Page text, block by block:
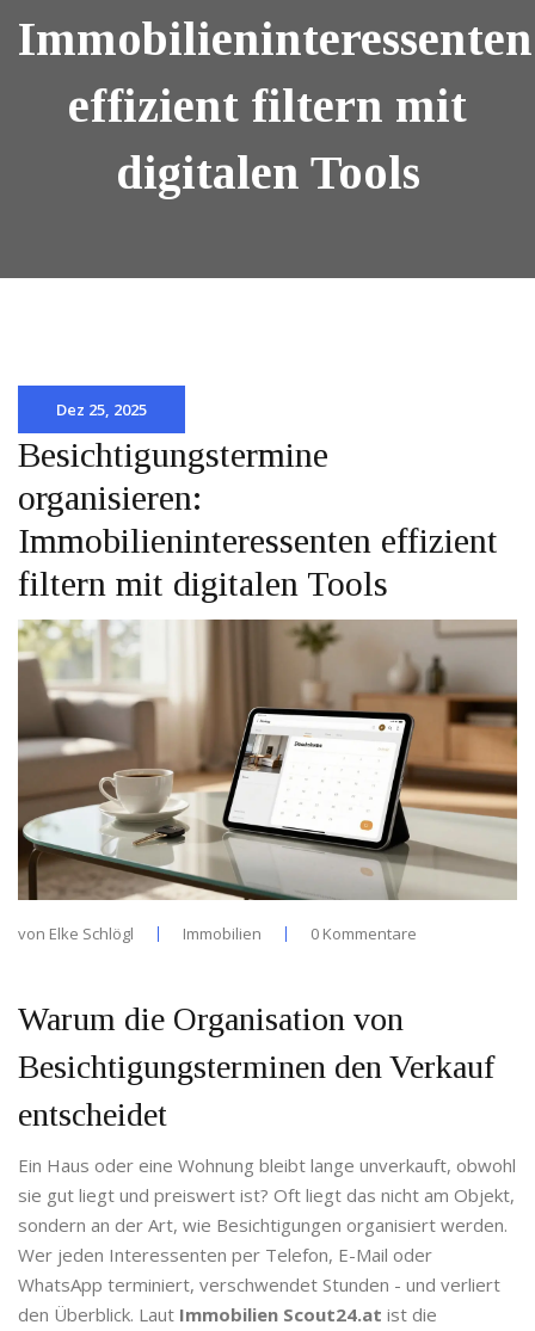
Immobilieninteressenten
effizient filtern mit
digitalen Tools
Dez 25, 2025
Besichtigungstermine
organisieren:
Immobilieninteressenten effizient
filtern mit digitalen Tools
von Elke Schlögl Immobilien 0 Kommentare
Warum die Organisation von
Besichtigungsterminen den Verkauf
entscheidet
Ein Haus oder eine Wohnung bleibt lange unverkauft, obwohl
sie gut liegt und preiswert ist? Oft liegt das nicht am Objekt,
sondern an der Art, wie Besichtigungen organisiert werden.
Wer jeden Interessenten per Telefon, E-Mail oder
WhatsApp terminiert, verschwendet Stunden - und verliert
den Überblick. Laut Immobilien Scout24.at ist die